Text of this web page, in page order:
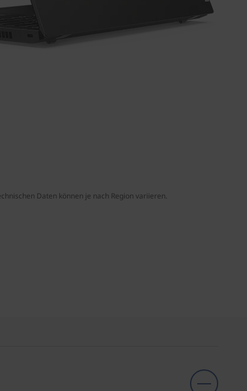
Daten können je nach Region variieren.